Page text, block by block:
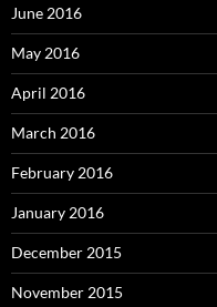
June 2016
May 2016
April 2016
March 2016
February 2016
January 2016
December 2015
November 2015